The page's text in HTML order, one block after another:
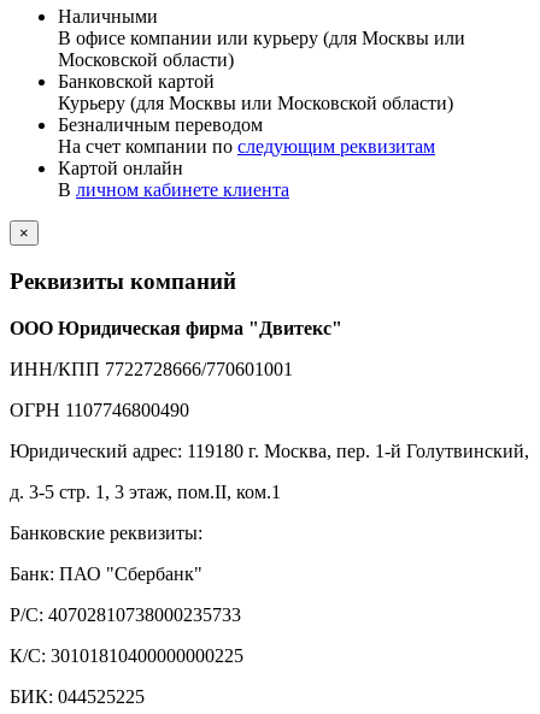
Наличными
В офисе компании или курьеру (для Москвы или
Московской области)
Банковской картой
Курьеру (для Москвы или Московской области)
Безналичным переводом
На счет компании по следующим реквизитам
Картой онлайн
В личном кабинете клиента
×
Реквизиты компаний
ООО Юридическая фирма "Двитекс"
ИНН/КПП 7722728666/770601001
ОГРН 1107746800490
Юридический адрес: 119180 г. Москва, пер. 1-й Голутвинский,
д. 3-5 стр. 1, 3 этаж, пом.II, ком.1
Банковские реквизиты:
Банк: ПАО "Сбербанк"
Р/С: 40702810738000235733
К/С: 30101810400000000225
БИК: 044525225